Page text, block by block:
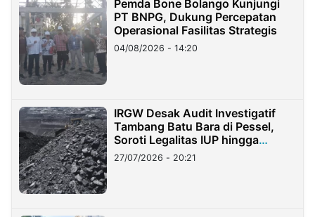
Pemda Bone Bolango Kunjungi
PT BNPG, Dukung Percepatan
Operasional Fasilitas Strategis
04/08/2026 - 14:20
IRGW Desak Audit Investigatif
Tambang Batu Bara di Pessel,
Soroti Legalitas IUP hingga
Stockpile
27/07/2026 - 20:21